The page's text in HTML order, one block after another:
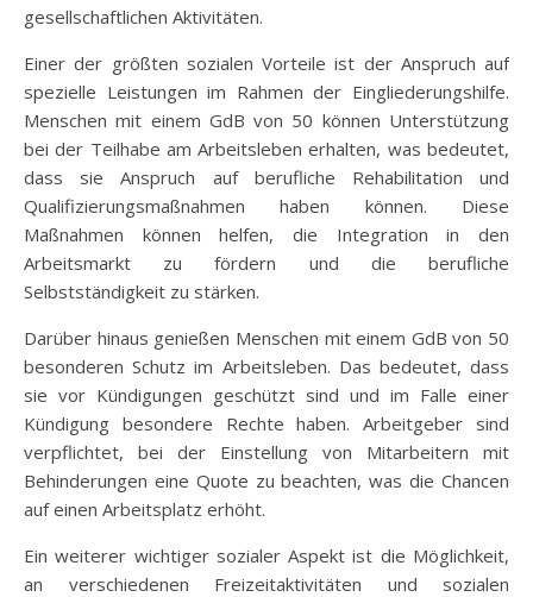
gesellschaftlichen Aktivitäten.
Einer der größten sozialen Vorteile ist der Anspruch auf
spezielle Leistungen im Rahmen der Eingliederungshilfe.
Menschen mit einem GdB von 50 können Unterstützung
bei der Teilhabe am Arbeitsleben erhalten, was bedeutet,
dass sie Anspruch auf berufliche Rehabilitation und
Qualifizierungsmaßnahmen haben können. Diese
Maßnahmen können helfen, die Integration in den
Arbeitsmarkt zu fördern und die berufliche
Selbstständigkeit zu stärken.
Darüber hinaus genießen Menschen mit einem GdB von 50
besonderen Schutz im Arbeitsleben. Das bedeutet, dass
sie vor Kündigungen geschützt sind und im Falle einer
Kündigung besondere Rechte haben. Arbeitgeber sind
verpflichtet, bei der Einstellung von Mitarbeitern mit
Behinderungen eine Quote zu beachten, was die Chancen
auf einen Arbeitsplatz erhöht.
Ein weiterer wichtiger sozialer Aspekt ist die Möglichkeit,
an verschiedenen Freizeitaktivitäten und sozialen